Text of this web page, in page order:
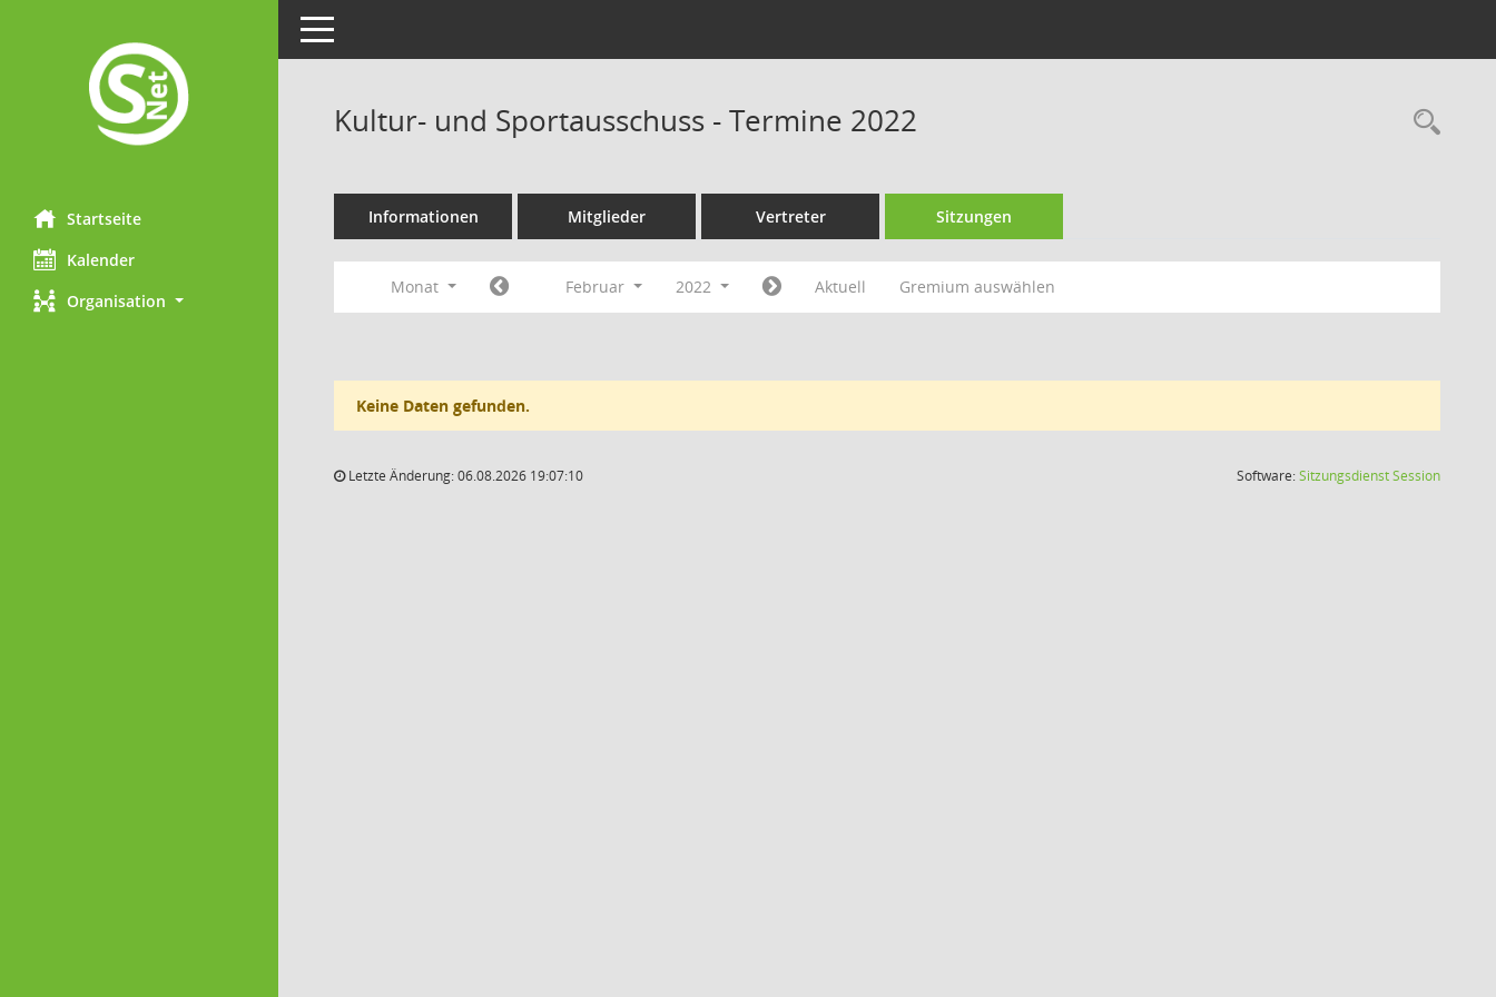
Startseite
Kalender
Organisation
Toggle navigation
Kultur- und Sportausschuss - Termine 2022
Informationen Mitglieder Vertreter Sitzungen
Monat Februar 2022 Aktuell Gremium auswählen
Keine Daten gefunden.
Letzte Änderung: 06.08.2026 19:07:10 Software:SitzungsdienstSession(Wird in